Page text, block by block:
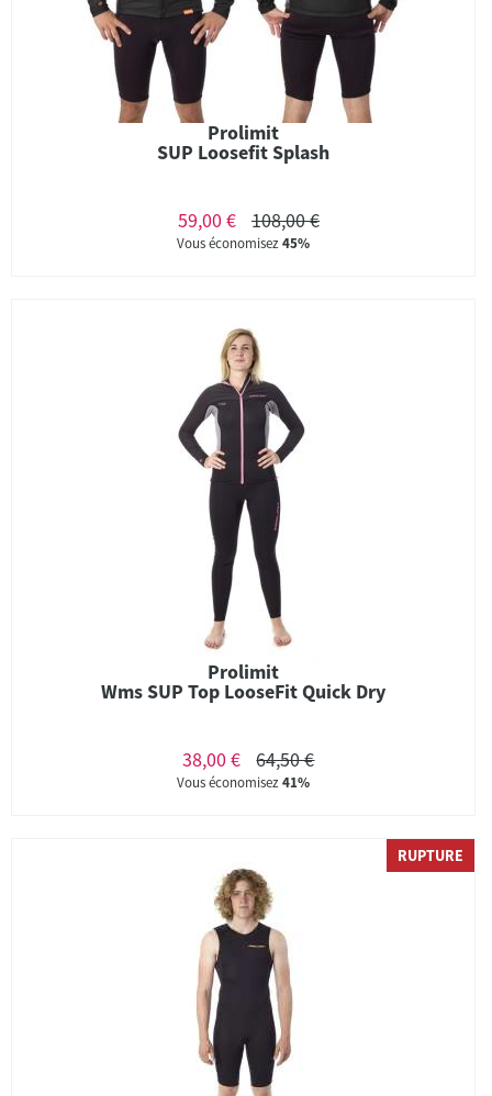
Prolimit
SUP Loosefit Splash
59,00 € 108,00 €
Vous économisez45%
Prolimit
Wms SUP Top LooseFit Quick Dry
38,00 € 64,50 €
Vous économisez41%
RUPTURE